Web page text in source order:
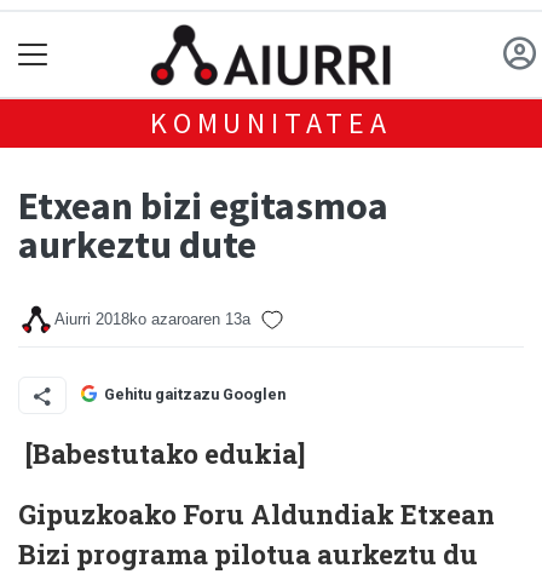
KOMUNITATEA
Etxean bizi egitasmoa
aurkeztu dute
Aiurri 2018ko azaroaren 13a
Gehitu gaitzazu Googlen
[Babestutako edukia]
Gipuzkoako Foru Aldundiak Etxean
Bizi programa pilotua aurkeztu du